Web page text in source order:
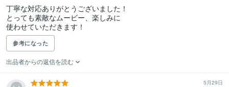
丁寧な対応ありがとうございました！
とっても素敵なムービー、楽しみに
使わせていただきます！
参考になった
出品者からの返信を読む
5月29日